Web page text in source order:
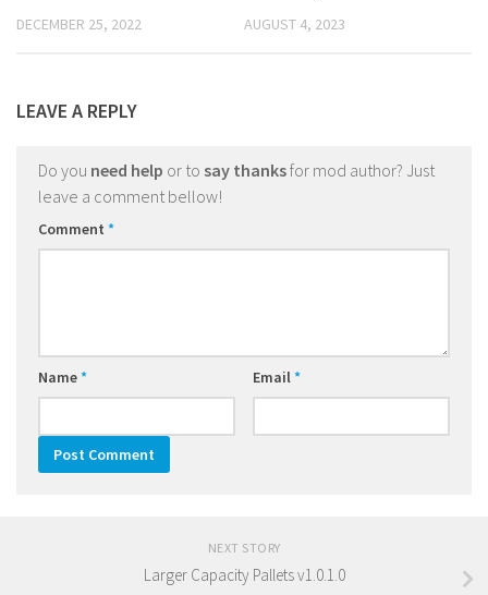
DECEMBER 25, 2022 AUGUST 4, 2023
LEAVE A REPLY
Do you need help or to say thanksfor mod author? Just
leave a comment bellow!
Comment *
Name* Email*
NEXT STORY
Larger Capacity Pallets v1.0.1.0